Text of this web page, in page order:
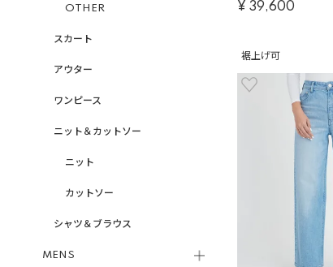
OTHER
スカート
アウター
ワンピース
ニット＆カットソー
ニット
カットソー
シャツ＆ブラウス
MENS
¥ 39,600
裾上げ可